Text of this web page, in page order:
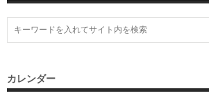
カレンダー